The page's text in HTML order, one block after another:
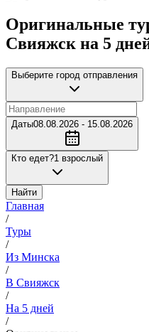
Оригинальные
Свияжск на 5
Выберите город отправления
Даты08.08.2026 - 15.08.2026
Кто едет?1 взрослый
Найти
Главная
/
Туры
/
Из Минска
/
В Свияжск
/
На 5 дней
/